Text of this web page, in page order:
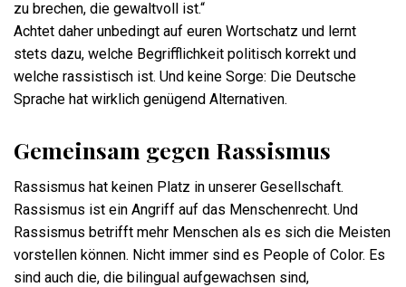
zu brechen, die gewaltvoll ist.“
Achtet daher unbedingt auf euren Wortschatz und lernt
stets dazu, welche Begrifflichkeit politisch korrekt und
welche rassistisch ist. Und keine Sorge: Die Deutsche
Sprache hat wirklich genügend Alternativen.
Gemeinsam gegen Rassismus
Rassismus hat keinen Platz in unserer Gesellschaft.
Rassismus ist ein Angriff auf das Menschenrecht. Und
Rassismus betrifft mehr Menschen als es sich die Meisten
vorstellen können. Nicht immer sind es People of Color. Es
sind auch die, die bilingual aufgewachsen sind,